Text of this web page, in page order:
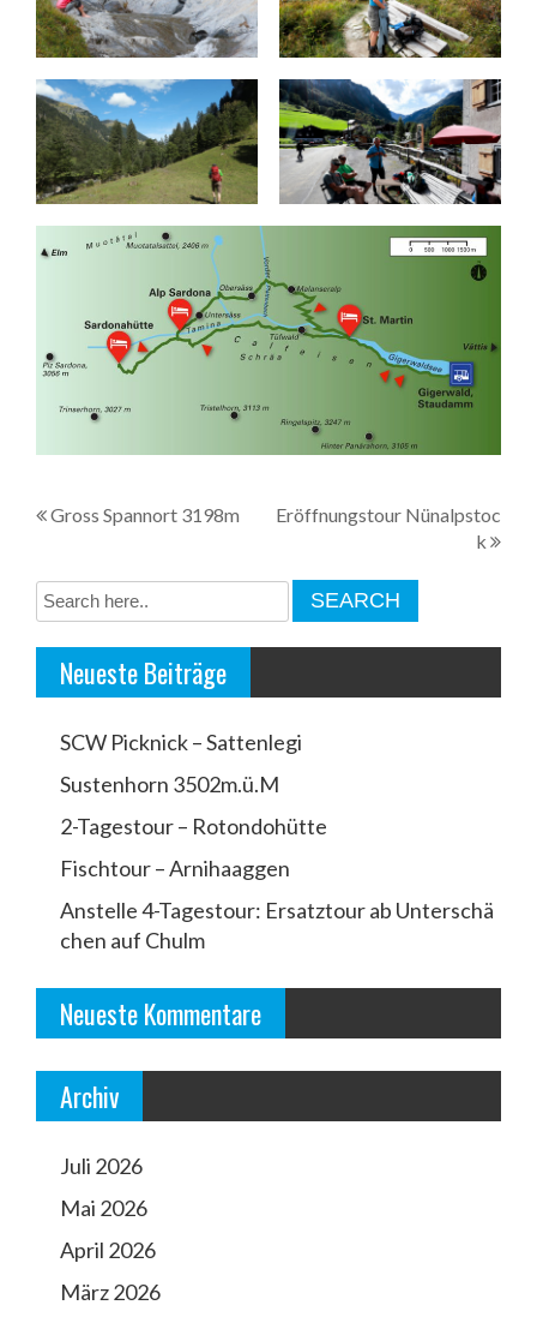
B
i
t
g
a
t
i
Gross Spannort 3198m
Eröffnungstour Nünalpstoc
k
Neueste Beiträge
SCW Picknick – Sattenlegi
Sustenhorn 3502m.ü.M
2-Tagestour – Rotondohütte
Fischtour – Arnihaaggen
Anstelle 4-Tagestour: Ersatztour ab Unterschä
chen auf Chulm
Neueste Kommentare
Archiv
Juli 2026
Mai 2026
April 2026
März 2026